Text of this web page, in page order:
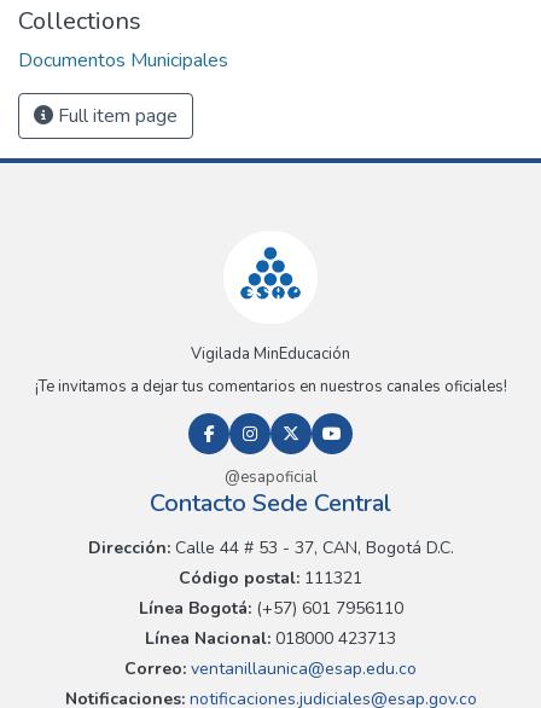
Collections
Documentos Municipales
Full item page
Vigilada MinEducación
¡Te invitamos a dejar tus comentarios en nuestros canales oficiales!
@esapoficial
Contacto Sede Central
Dirección:Calle 44 # 53 - 37, CAN, Bogotá D.C.
Código postal: 111321
Línea Bogotá:(+57) 601 7956110
Línea Nacional: 018000 423713
Correo: ventanillaunica@esap.edu.co
Notificaciones:notificaciones.judiciales@esap.gov.co